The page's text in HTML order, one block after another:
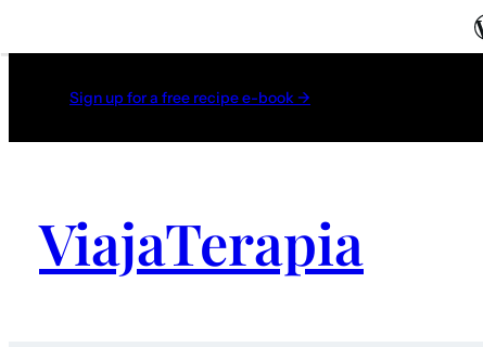
Sign up for a free recipe e-book →
ViajaTerapia